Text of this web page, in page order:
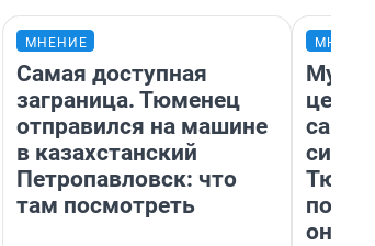
МНЕНИЕ
Самая доступная
заграница. Тюменец
отправился на машине
в казахстанский
Петропавловск: что
там посмотреть
они